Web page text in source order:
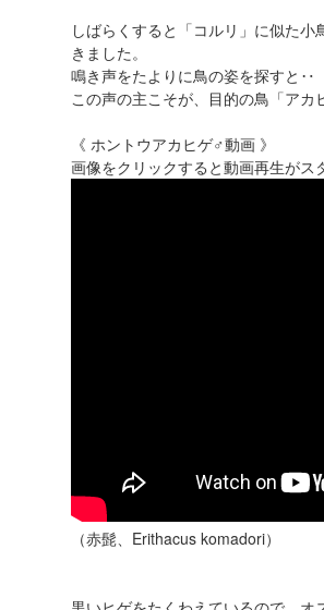
しばらくすると「コルリ」に似た小
きました。
鳴き声をたよりに鳥の姿を探すと‥
この声の主こそが、目的の鳥「アカ
《 ホントウアカヒゲ♂動画 》
画像をクリックすると動画再生がス
（赤髭、Erithacus komadori）